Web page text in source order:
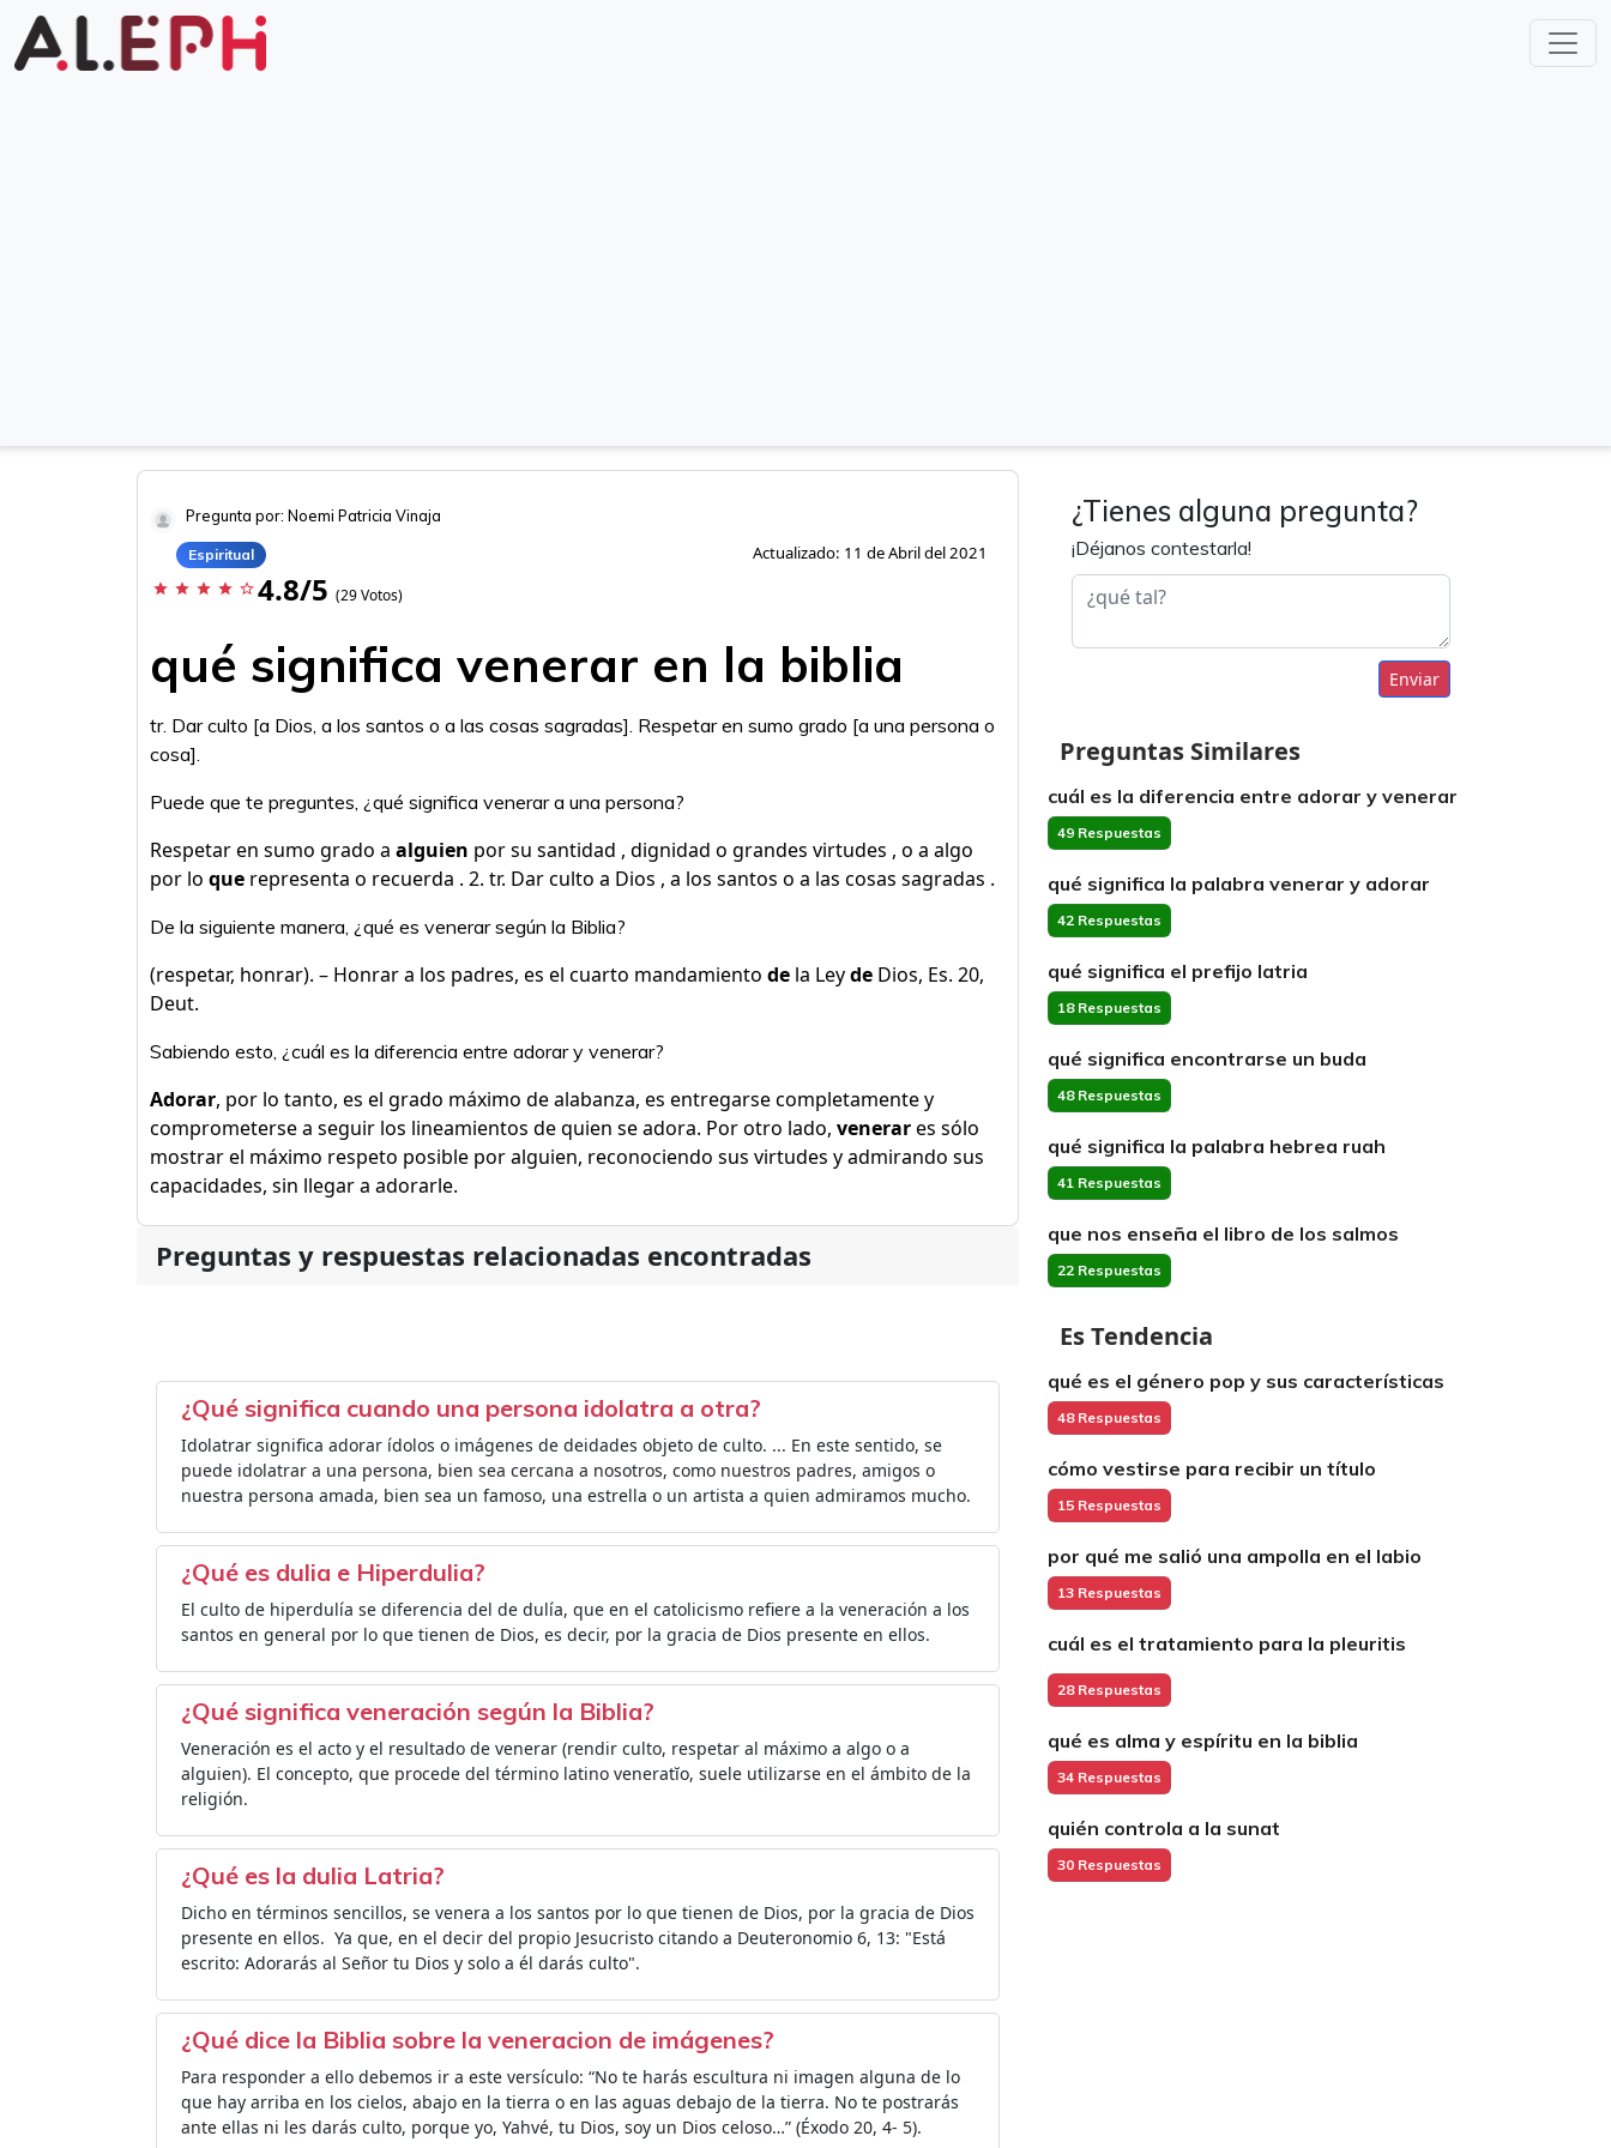
Pregunta por: Noemi Patricia Vinaja
Espiritual Actualizado: 11 de Abril del 2021
star star star star star_border 4.8/5 (29 Votos)
qué significa venerar en la biblia
tr. Dar culto [a Dios, a los santos o a las cosas sagradas]. Respetar en sumo grado [a una persona o
cosa].
Puede que te preguntes, ¿qué significa venerar a una persona?
Respetar en sumo grado a alguien por su santidad , dignidad o grandes virtudes , o a algo
por lo que representa o recuerda . 2. tr. Dar culto a Dios , a los santos o a las cosas sagradas .
De la siguiente manera, ¿qué es venerar según la Biblia?
(respetar, honrar). – Honrar a los padres, es el cuarto mandamiento de la Leyde Dios, Es. 20,
Deut.
Sabiendo esto, ¿cuál es la diferencia entre adorar y venerar?
Adorar, por lo tanto, es el grado máximo de alabanza, es entregarse completamente y
comprometerse a seguir los lineamientos de quien se adora. Por otro lado, venerares sólo
mostrar el máximo respeto posible por alguien, reconociendo sus virtudes y admirando sus
capacidades, sin llegar a adorarle.
Preguntas y respuestas relacionadas encontradas
¿Qué significa cuando una persona idolatra a otra?
Idolatrar significa adorar ídolos o imágenes de deidades objeto de culto. ... En este sentido, se
puede idolatrar a una persona, bien sea cercana a nosotros, como nuestros padres, amigos o
nuestra persona amada, bien sea un famoso, una estrella o un artista a quien admiramos mucho.
¿Qué es dulia e Hiperdulia?
El culto de hiperdulía se diferencia del de dulía, que en el catolicismo refiere a la veneración a los
santos en general por lo que tienen de Dios, es decir, por la gracia de Dios presente en ellos.
¿Qué significa veneración según la Biblia?
Veneración es el acto y el resultado de venerar (rendir culto, respetar al máximo a algo o a
alguien). El concepto, que procede del término latino veneratĭo, suele utilizarse en el ámbito de la
religión.
¿Qué es la dulia Latria?
Dicho en términos sencillos, se venera a los santos por lo que tienen de Dios, por la gracia de Dios
presente en ellos. ​ Ya que, en el decir del propio Jesucristo citando a Deuteronomio 6, 13: "Está
escrito: Adorarás al Señor tu Dios y solo a él darás culto".
¿Qué dice la Biblia sobre la veneracion de imágenes?
Para responder a ello debemos ir a este versículo: “No te harás escultura ni imagen alguna de lo
que hay arriba en los cielos, abajo en la tierra o en las aguas debajo de la tierra. No te postrarás
ante ellas ni les darás culto, porque yo, Yahvé, tu Dios, soy un Dios celoso…” (Éxodo 20, 4- 5).
¿Tienes alguna pregunta?
¡Déjanos contestarla!
Enviar
Preguntas Similares
cuál es la diferencia entre adorar y venerar
49 Respuestas
qué significa la palabra venerar y adorar
42 Respuestas
qué significa el prefijo latria
18 Respuestas
qué significa encontrarse un buda
48 Respuestas
qué significa la palabra hebrea ruah
41 Respuestas
que nos enseña el libro de los salmos
22 Respuestas
Es Tendencia
qué es el género pop y sus características
48 Respuestas
cómo vestirse para recibir un título
15 Respuestas
por qué me salió una ampolla en el labio
13 Respuestas
cuál es el tratamiento para la pleuritis
28 Respuestas
qué es alma y espíritu en la biblia
34 Respuestas
quién controla a la sunat
30 Respuestas